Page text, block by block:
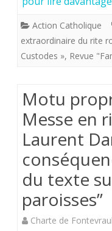
motu
proprio
custodes
Action Catholique
extraordinaire du rite
Custodes », Revue
Motu
Messe en
Laurent
du texte
paroisses”
Charte de